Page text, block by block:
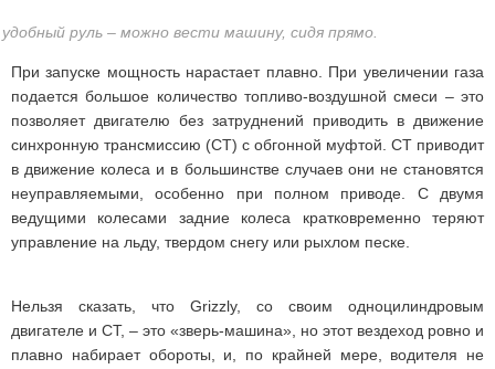
руль – можно вести машину, сидя прямо.
При запуске мощность нарастает плавно. При увеличении газа
подается большое количество топливо-воздушной смеси – это
позволяет двигателю без затруднений приводить в движение
синхронную трансмиссию (СТ) с обгонной муфтой. СТ приводит
в движение колеса и в большинстве случаев они не становятся
неуправляемыми, особенно при полном приводе. С двумя
ведущими колесами задние колеса кратковременно теряют
управление на льду, твердом снегу или рыхлом песке.
Нельзя сказать, что Grizzly, со своим одноцилиндровым
двигателе и СТ, – это «зверь-машина», но этот вездеход ровно и
плавно набирает обороты, и, по крайней мере, водителя не